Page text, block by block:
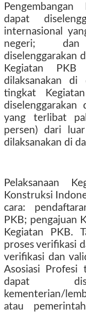
dapat
internasional
negeri;
diselenggarakan
Kegiatan PKB
dilaksanakan
tingkat
yang terlibat
persen) dari
dilaksanakan di
Pelaksanaan
Konstruksi
cara:
PKB; pengajuan
Kegiatan PKB.
proses verifikasi
verifikasi dan
Asosiasi Profesi
dapat
kementerian/
atau